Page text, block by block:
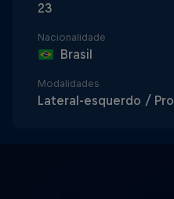
23
Nacionalidade
Brasil
Modalidades
Lateral-esquerdo /